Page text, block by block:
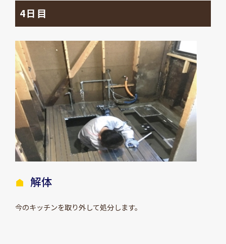
4日目
解体
今のキッチンを取り外して処分します。